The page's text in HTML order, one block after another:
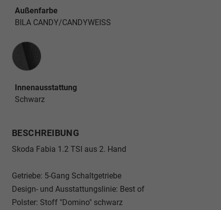
Außenfarbe
BILA CANDY/CANDYWEISS
Innenausstattung
Innenausstattung
Schwarz
BESCHREIBUNG
Skoda Fabia 1.2 TSI aus 2. Hand
Getriebe: 5-Gang Schaltgetriebe
Design- und Ausstattungslinie: Best of
Polster: Stoff "Domino" schwarz